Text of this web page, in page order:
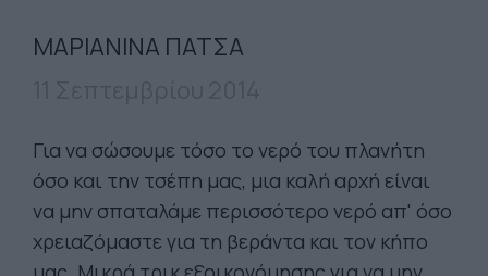
ΜΑΡΙΑΝΙΝΑ ΠΑΤΣΑ
Για να σώσουμε τόσο το νερό του πλανήτη
όσο και την τσέπη μας, μια καλή αρχή είναι
να μην σπαταλάμε περισσότερο νερό απ' όσο
χρειαζόμαστε για τη βεράντα και τον κήπο